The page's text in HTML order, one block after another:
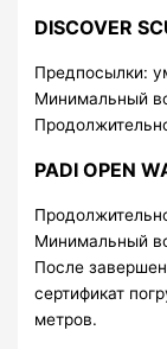
DISCOVER
Предпосылки:
Минимальный
PADI OPEN
Минимальный
После
сертификат
метров.